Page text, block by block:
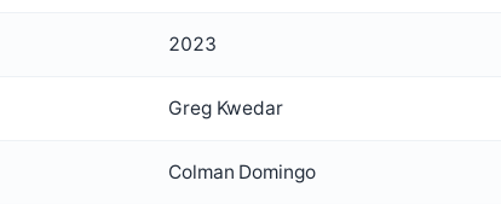
2023
Greg Kwedar
Colman Domingo